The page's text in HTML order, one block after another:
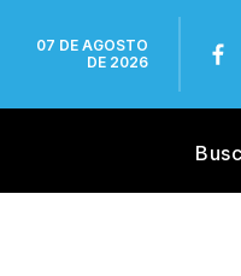
07 DE AGOSTO
DE 2026